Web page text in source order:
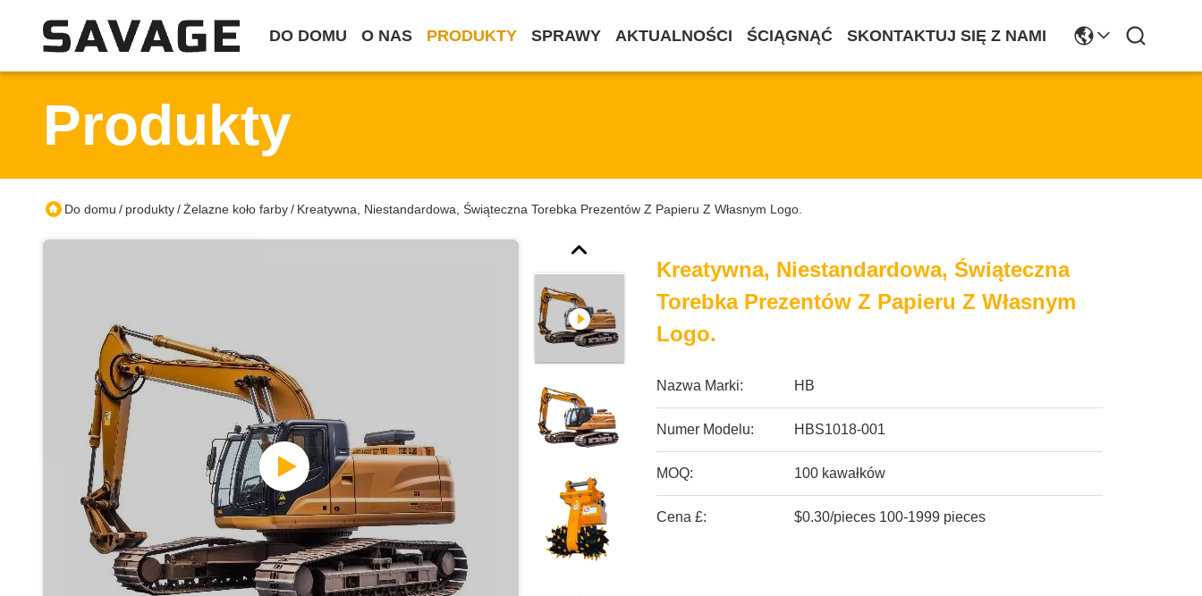
DO DOMU O NAS PRODUKTY SPRAWY AKTUALNOŚCI ŚCIĄGNĄĆ SKONTAKTUJ SIĘ Z NAMI
Produkty
Do domu / produkty/Żelazne koło farby/ Kreatywna, Niestandardowa, Świąteczna Torebka Prezentów Z Papieru Z Własnym Logo.
Kreatywna, Niestandardowa, Świąteczna
Torebka Prezentów Z Papieru Z Własnym
Logo.
Nazwa Marki: HB
Numer Modelu: HBS1018-001
MOQ: 100 kawałków
Cena £: $0.30/pieces 100-1999 pieces